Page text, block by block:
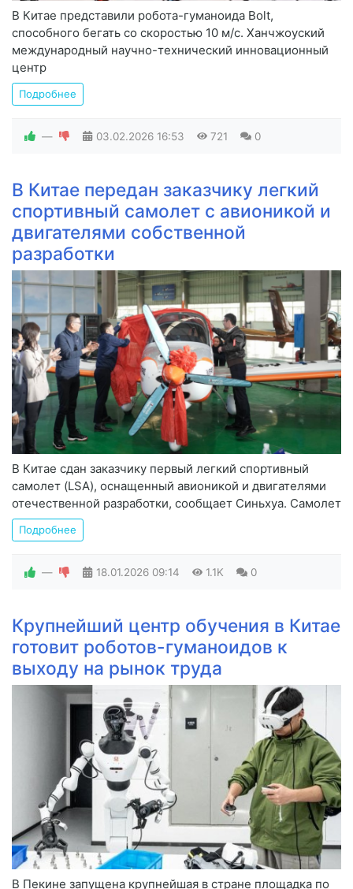
В Китае представили робота-гуманоида Bolt,
способного бегать со скоростью 10 м/с. Ханчжоуский
международный научно-технический инновационный
центр
Подробнее
— 03.02.2026 16:53 721 0
В Китае передан заказчику легкий
спортивный самолет с авионикой и
двигателями собственной
разработки
В Китае сдан заказчику первый легкий спортивный
самолет (LSA), оснащенный авионикой и двигателями
отечественной разработки, сообщает Синьхуа. Самолет
Подробнее
— 18.01.2026 09:14 1.1K 0
Крупнейший центр обучения в Китае
готовит роботов-гуманоидов к
выходу на рынок труда
В Пекине запущена крупнейшая в стране площадка по